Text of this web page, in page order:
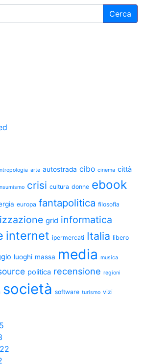
arte autostrada cibo cinema città
crisi cultura donne ebook
europa fantapolitica filosofia
grid informatica
internet ipermercati Italia libero
luoghi massa media musica
politica recensione regioni
società software turismo vizi